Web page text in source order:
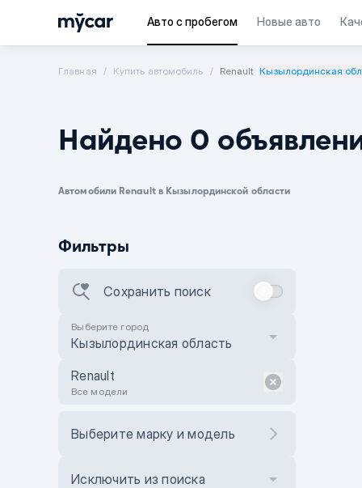
Авто с пробегом Новые авто
Главная Купить автомобиль Renault Кызылординская
Найдено 0
Автомобили Renault в Кызылординской области
Фильтры
Сохранить поиск
Выберите город
Кызылординская область
Renault
Все модели
Выберите марку и модель
Исключить из поиска